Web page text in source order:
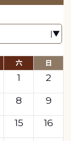
六 日
1
2
8
9
15
16